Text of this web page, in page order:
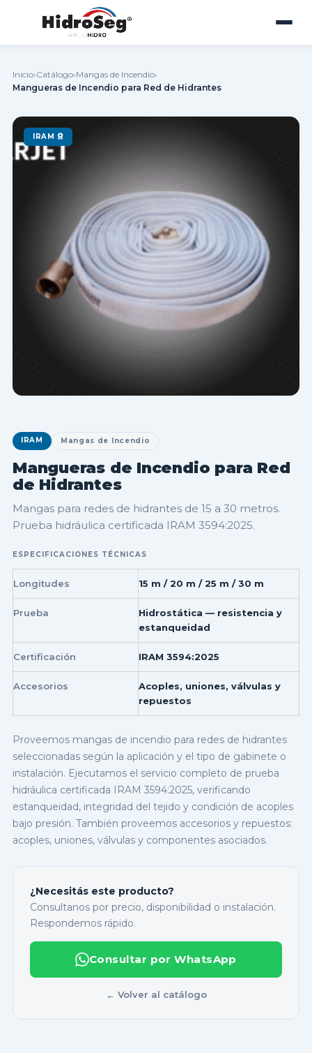
Inicio›Catálogo›Mangas de Incendio›
Mangueras de Incendio para Red de Hidrantes
IRAM
IRAM Mangas de Incendio
Mangueras de Incendio para Red
de Hidrantes
Mangas para redes de hidrantes de 15 a 30 metros.
Prueba hidráulica certificada IRAM 3594:2025.
ESPECIFICACIONES TÉCNICAS
Longitudes 15 m / 20 m / 25 m / 30 m
Prueba
Hidrostática — resistencia y
estanqueidad
Certificación IRAM 3594:2025
Accesorios
Acoples, uniones, válvulas y
repuestos
Proveemos mangas de incendio para redes de hidrantes
seleccionadas según la aplicación y el tipo de gabinete o
instalación. Ejecutamos el servicio completo de prueba
hidráulica certificada IRAM 3594:2025, verificando
estanqueidad, integridad del tejido y condición de acoples
bajo presión. También proveemos accesorios y repuestos:
acoples, uniones, válvulas y componentes asociados.
¿Necesitás este producto?
Consultanos por precio, disponibilidad o instalación.
Respondemos rápido.
Consultar por WhatsApp
← Volver al catálogo